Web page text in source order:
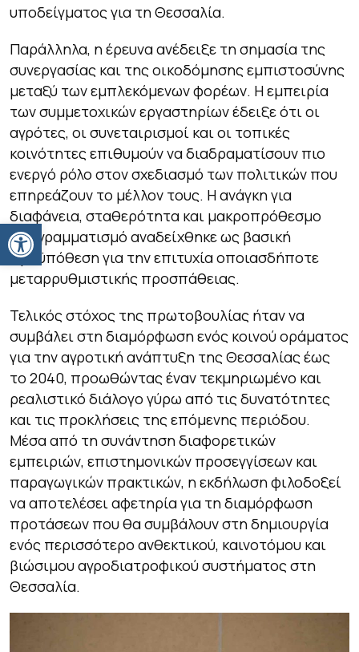
Ανοίξτε τη γραμμή εργαλείων
υποδείγματος για τη Θεσσαλία.
Παράλληλα, η έρευνα ανέδειξε τη σημασία της
συνεργασίας και της οικοδόμησης εμπιστοσύνης
μεταξύ των εμπλεκόμενων φορέων. Η εμπειρία
των συμμετοχικών εργαστηρίων έδειξε ότι οι
αγρότες, οι συνεταιρισμοί και οι τοπικές
κοινότητες επιθυμούν να διαδραματίσουν πιο
ενεργό ρόλο στον σχεδιασμό των πολιτικών που
επηρεάζουν το μέλλον τους. Η ανάγκη για
διαφάνεια, σταθερότητα και μακροπρόθεσμο
προγραμματισμό αναδείχθηκε ως βασική
προϋπόθεση για την επιτυχία οποιασδήποτε
μεταρρυθμιστικής προσπάθειας.
Τελικός στόχος της πρωτοβουλίας ήταν να
συμβάλει στη διαμόρφωση ενός κοινού οράματος
για την αγροτική ανάπτυξη της Θεσσαλίας έως
το 2040, προωθώντας έναν τεκμηριωμένο και
ρεαλιστικό διάλογο γύρω από τις δυνατότητες
και τις προκλήσεις της επόμενης περιόδου.
Μέσα από τη συνάντηση διαφορετικών
εμπειριών, επιστημονικών προσεγγίσεων και
παραγωγικών πρακτικών, η εκδήλωση φιλοδοξεί
να αποτελέσει αφετηρία για τη διαμόρφωση
προτάσεων που θα συμβάλουν στη δημιουργία
ενός περισσότερο ανθεκτικού, καινοτόμου και
βιώσιμου αγροδιατροφικού συστήματος στη
Θεσσαλία.